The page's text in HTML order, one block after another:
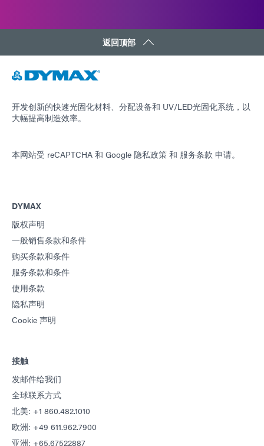
返回顶部
开发创新的快速光固化材料、分配设备和 UV/LED光固化系统，以
大幅提高制造效率。
本网站受 reCAPTCHA 和 Google 隐私政策 和 服务条款 申请。
DYMAX
版权声明
一般销售条款和条件
购买条款和条件
服务条款和条件
使用条款
隐私声明
Cookie 声明
接触
发邮件给我们
全球联系方式
北美: +1 860.482.1010
欧洲: +49 611.962.7900
亚洲: +65.67522887